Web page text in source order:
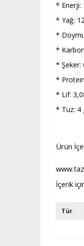
* Enerji:
* Yağ:
*
*
* Şeker:
*
* Lif:
* Tuz: 4
Ürün
İçerik
Tür